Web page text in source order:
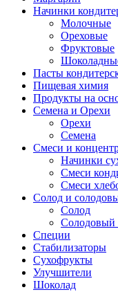
Начинки
Молочные
Ореховые
Фруктовые
Пасты
Пищевая химия
Продукты на
Семена и Орехи
Орехи
Семена
Смеси и
Начинки
Смеси
Смеси
Солод и
Солод
Солодовый
Специи
Стабилизаторы
Сухофрукты
Улучшители
Шоколад